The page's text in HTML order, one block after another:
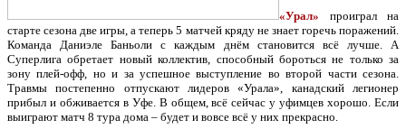
«Урал» проиграл на
старте сезона две игры, а теперь 5 матчей кряду не знает горечь поражений.
Команда Даниэле Баньоли с каждым днём становится всё лучше. А
Суперлига обретает новый коллектив, способный бороться не только за
зону плей-офф, но и за успешное выступление во второй части сезона.
Травмы постепенно отпускают лидеров «Урала», канадский легионер
прибыл и обживается в Уфе. В общем, всё сейчас у уфимцев хорошо. Если
выиграют матч 8 тура дома – будет и вовсе всё у них прекрасно.